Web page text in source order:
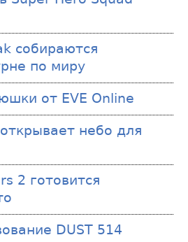
собираются
по миру
от EVE Online
небо для
2 готовится
DUST 514